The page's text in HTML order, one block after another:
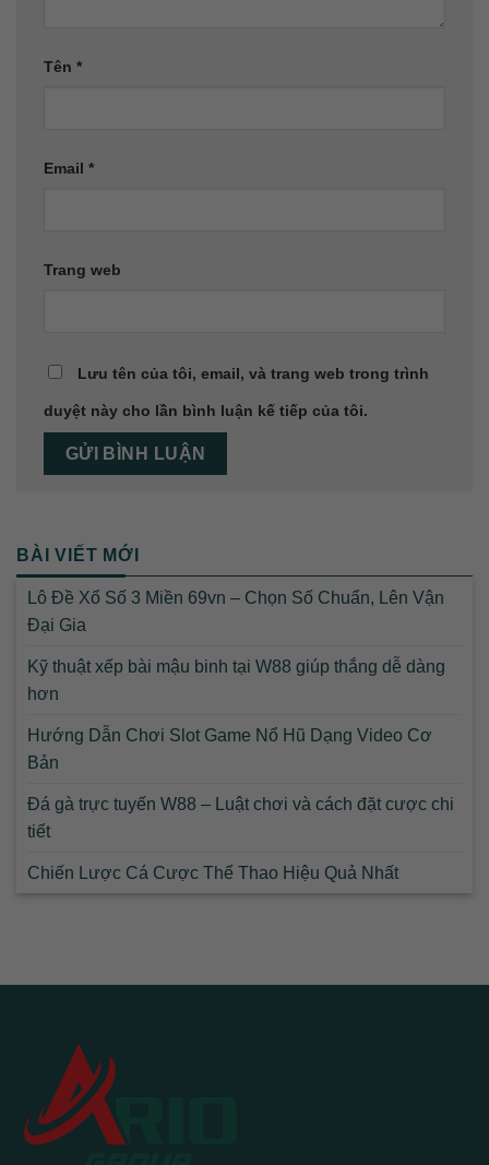
Tên *
Email *
Trang web
Lưu tên của tôi, email, và trang web trong trình
duyệt này cho lần bình luận kế tiếp của tôi.
BÀI VIẾT MỚI
Lô Đề Xổ Số 3 Miền 69vn – Chọn Số Chuẩn, Lên Vận
Đại Gia
Kỹ thuật xếp bài mậu binh tại W88 giúp thắng dễ dàng
hơn
Hướng Dẫn Chơi Slot Game Nổ Hũ Dạng Video Cơ
Bản
Đá gà trực tuyến W88 – Luật chơi và cách đặt cược chi
tiết
Chiến Lược Cá Cược Thể Thao Hiệu Quả Nhất